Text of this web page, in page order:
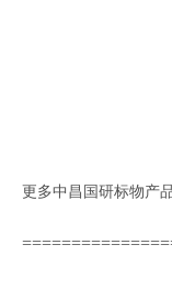
更多中昌国研标物产
=====